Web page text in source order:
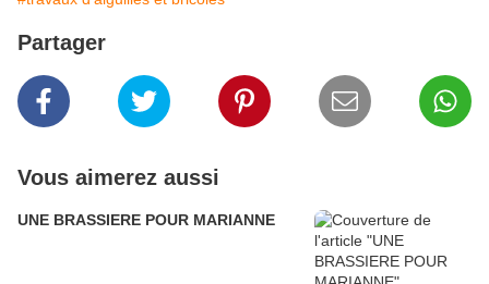
Partager
Vous aimerez aussi
UNE BRASSIERE POUR MARIANNE